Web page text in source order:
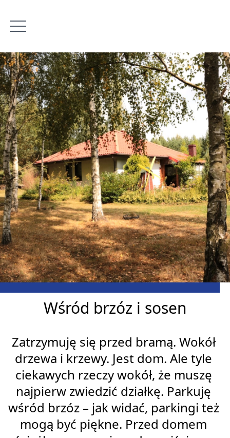
Wśród brzóz i sosen
Zatrzymuję się przed bramą. Wokół
drzewa i krzewy. Jest dom. Ale tyle
ciekawych rzeczy wokół, że muszę
najpierw zwiedzić działkę. Parkuję
wśród brzóz – jak widać, parkingi też
mogą być piękne. Przed domem